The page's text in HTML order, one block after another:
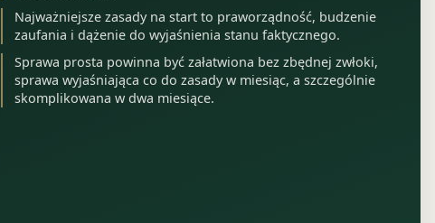
Najważniejsze zasady na start to praworządność, budzenie
zaufania i dążenie do wyjaśnienia stanu faktycznego.
Sprawa prosta powinna być załatwiona bez zbędnej zwłoki,
sprawa wyjaśniająca co do zasady w miesiąc, a szczególnie
skomplikowana w dwa miesiące.